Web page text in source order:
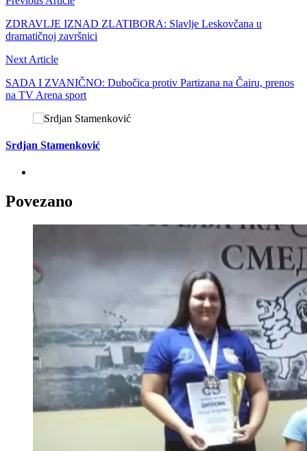
ZDRAVLJE IZNAD ZLATIBORA: Slavlje Leskovčana u
dramatičnoj završnici
Next Article
SADA I ZVANIČNO: Dubočica protiv Partizana na Čairu, prenos
na TV Arena sport
Srdjan Stamenković
Povezano